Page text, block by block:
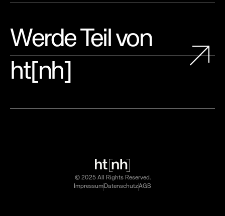
Werde Teil von
ht[nh]
© 2025 All Rights Reserved.
Impressum DatenschutzAGB